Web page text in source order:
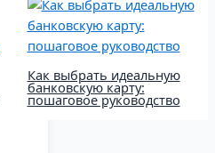
Как выбрать идеальную
банковскую карту:
пошаговое руководство